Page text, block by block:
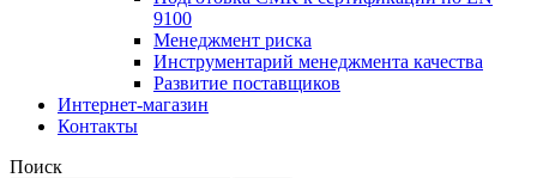
9100
Менеджмент риска
Инструментарий менеджмента качества
Развитие поставщиков
Интернет-магазин
Контакты
Поиск